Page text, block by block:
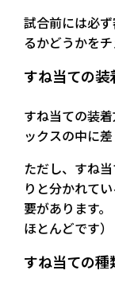
試合前には必
るかどうかをチ
すね当ての装
すね当ての装
ックスの中に
ただし、すね
りと分かれて
要があります
ほとんどです）
すね当ての種